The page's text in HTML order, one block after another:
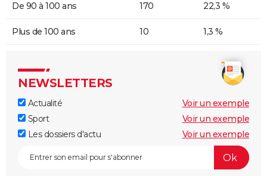
De 90 à 100 ans 170 22,3 %
Plus de 100 ans 10 1,3 %
NEWSLETTERS
Actualité
Voir un exemple
Sport
Voir un exemple
Les dossiers d'actu
Voir un exemple